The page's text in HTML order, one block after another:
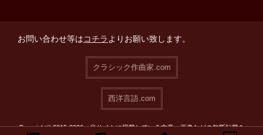
お問い合わせ等はコチラよりお願い致します。
クラシック作曲家.com
西洋言語.com
Copyright© 2015-2026 当サイトに掲載している文章・画像などの無断転載を